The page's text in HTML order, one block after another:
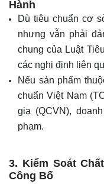
Hành
Dù tiêu chuẩn cơ
nhưng vẫn phải
chung của Luật
các nghị định liên
Nếu sản phẩm
chuẩn Việt Nam
gia (QCVN),
phạm.
3. Kiểm Soát
Công Bố